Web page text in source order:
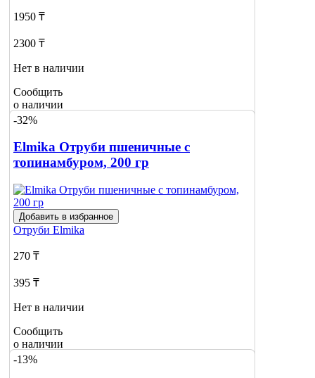
1950 ₸
2300 ₸
Нет в наличии
Сообщить
о наличии
-32%
Elmika Отруби пшеничные с
топинамбуром, 200 гр
Добавить в избранное
Отруби Elmika
270 ₸
395 ₸
Нет в наличии
Сообщить
о наличии
-13%